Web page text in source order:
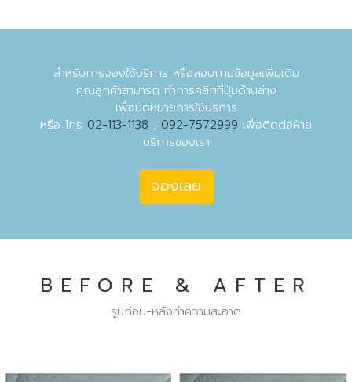
สำหรับการจองใช้บริการ หรือสอบถามข้อมูลเพิ่มเติม
คุณลูกค้าสามารถ ทำการคลิกที่ปุ่มด้านล่าง
เพื่อนัดหมายการใช้บริการ
หรือ โทร 02-113-1138 , 092-7572999 เพื่อติดต่อฝ่าย
บริการของเรา
จองเลย
BEFORE & AFTER
รูปก่อน-หลังทำความสะอาด